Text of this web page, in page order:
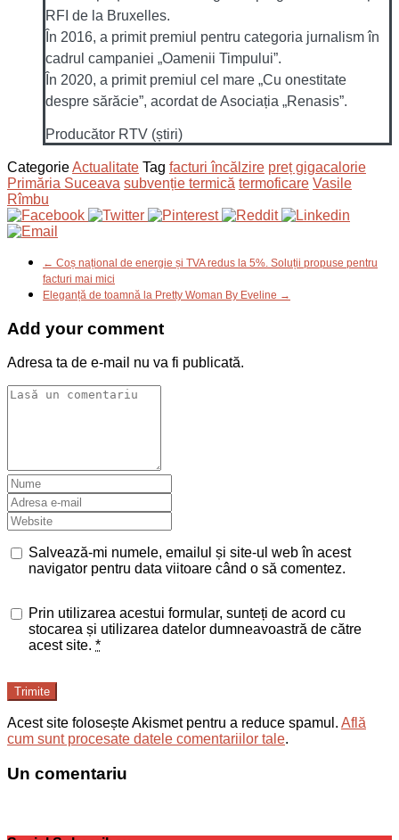
RFI de la Bruxelles.
În 2016, a primit premiul pentru categoria jurnalism în
cadrul campaniei „Oamenii Timpului”.
În 2020, a primit premiul cel mare „Cu onestitate
despre sărăcie”, acordat de Asociația „Renasis”.
Producător RTV (știri)
CategorieActualitate Tag facturi încălzire preț gigacalorie
Primăria Suceava subvenție termică termoficare Vasile
Rîmbu
← Coș național de energie și TVA redus la 5%. Soluții propuse pentru
facturi mai mici
Eleganță de toamnă la Pretty Woman By Eveline →
Add your comment
Adresa ta de e-mail nu va fi publicată.
Salvează-mi numele, emailul și site-ul web în acest
navigator pentru data viitoare când o să comentez.
Prin utilizarea acestui formular, sunteți de acord cu
stocarea și utilizarea datelor dumneavoastră de către
acest site. *
Trimite
Acest site folosește Akismet pentru a reduce spamul. Află
cum sunt procesate datele comentariilor tale.
Un comentariu